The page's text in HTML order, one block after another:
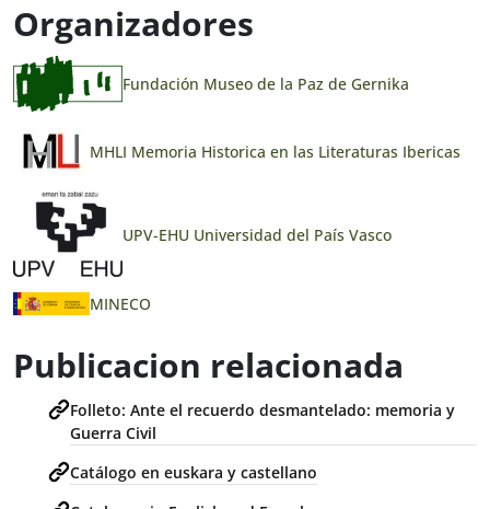
Organizadores
Fundación Museo de la Paz de Gernika
MHLI Memoria Historica en las Literaturas Ibericas
UPV-EHU Universidad del País Vasco
MINECO
Publicacion relacionada
Folleto: Ante el recuerdo desmantelado: memoria y
Guerra Civil
Catálogo en euskara y castellano